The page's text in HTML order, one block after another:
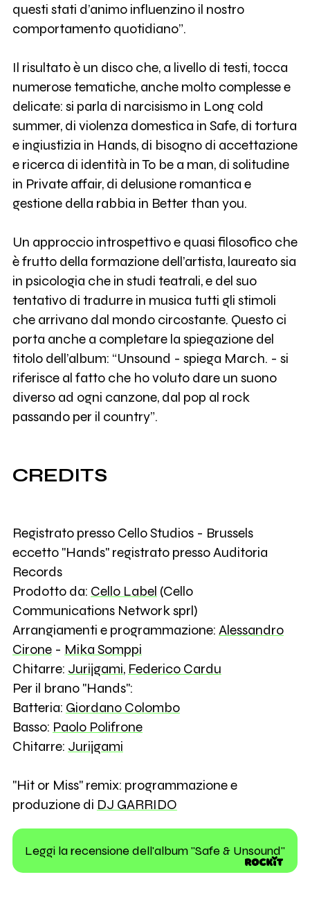
questi stati d’animo influenzino il nostro
comportamento quotidiano”.
Il risultato è un disco che, a livello di testi, tocca
numerose tematiche, anche molto complesse e
delicate: si parla di narcisismo in Long cold
summer, di violenza domestica in Safe, di tortura
e ingiustizia in Hands, di bisogno di accettazione
e ricerca di identità in To be a man, di solitudine
in Private affair, di delusione romantica e
gestione della rabbia in Better than you.
Un approccio introspettivo e quasi filosofico che
è frutto della formazione dell’artista, laureato sia
in psicologia che in studi teatrali, e del suo
tentativo di tradurre in musica tutti gli stimoli
che arrivano dal mondo circostante. Questo ci
porta anche a completare la spiegazione del
titolo dell’album: “Unsound - spiega March. - si
riferisce al fatto che ho voluto dare un suono
diverso ad ogni canzone, dal pop al rock
passando per il country”.
CREDITS
Registrato presso Cello Studios - Brussels
eccetto "Hands" registrato presso Auditoria
Records
Prodotto da: Cello Label (Cello
Communications Network sprl)
Arrangiamenti e programmazione: Alessandro
Cirone- Mika Somppi
Chitarre: Jurijgami, Federico Cardu
Per il brano "Hands":
Batteria: Giordano Colombo
Basso: Paolo Polifrone
Chitarre: Jurijgami
"Hit or Miss" remix: programmazione e
produzione di DJ GARRIDO
Leggi la recensione dell'album "Safe & Unsound"